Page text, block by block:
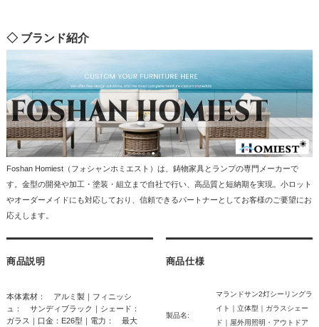
◇ ブランド紹介
Foshan Homiest（フォシャンホミエスト）は、鋳物家具とランプの専門メーカーで
す。金型の開発や加工・塗装・組立まで自社で行い、高品質と短納期を実現。小ロット
やオーダーメイドにも対応しており、信頼できるパートナーとしてお客様のご要望にお
応えします。
商品説明
本体素材： アルミ製｜フィニッシ
ュ： サンディブラック｜シェード：
ガラス｜口金：E26型｜電力： 最大
商品仕様
製品名:
マランドサン2灯シーリングラ
イト｜立体型｜ガラスシェー
ド｜屋外用照明・アウトドア